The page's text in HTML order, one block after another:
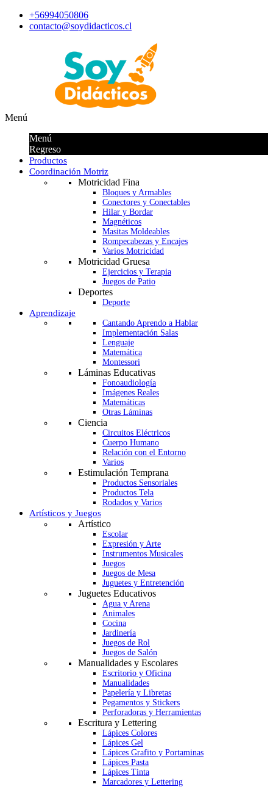
+56994050806
contacto@soydidacticos.cl
Menú
Menú
Regreso
Productos
Coordinación Motriz
Motricidad Fina
Bloques y Armables
Conectores y Conectables
Hilar y Bordar
Magnéticos
Masitas Moldeables
Rompecabezas y Encajes
Varios Motricidad
Motricidad Gruesa
Ejercicios y Terapia
Juegos de Patio
Deportes
Deporte
Aprendizaje
Cantando Aprendo a Hablar
Implementación Salas
Lenguaje
Matemática
Montessori
Láminas Educativas
Fonoaudiología
Imágenes Reales
Matemáticas
Otras Láminas
Ciencia
Circuitos Eléctricos
Cuerpo Humano
Relación con el Entorno
Varios
Estimulación Temprana
Productos Sensoriales
Productos Tela
Rodados y Varios
Artísticos y Juegos
Artístico
Escolar
Expresión y Arte
Instrumentos Musicales
Juegos
Juegos de Mesa
Juguetes y Entretención
Juguetes Educativos
Agua y Arena
Animales
Cocina
Jardinería
Juegos de Rol
Juegos de Salón
Manualidades y Escolares
Escritorio y Oficina
Manualidades
Papelería y Libretas
Pegamentos y Stickers
Perforadoras y Herramientas
Escritura y Lettering
Lápices Colores
Lápices Gel
Lápices Grafito y Portaminas
Lápices Pasta
Lápices Tinta
Marcadores y Lettering